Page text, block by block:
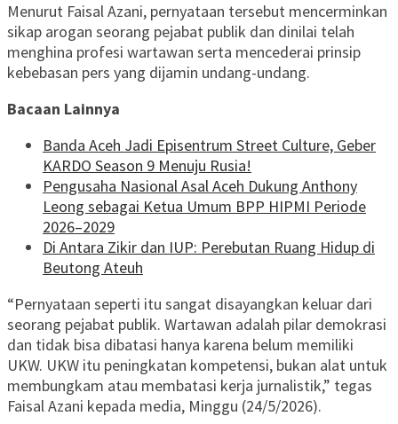
Menurut Faisal Azani, pernyataan tersebut mencerminkan
sikap arogan seorang pejabat publik dan dinilai telah
menghina profesi wartawan serta mencederai prinsip
kebebasan pers yang dijamin undang-undang.
Bacaan Lainnya
Banda Aceh Jadi Episentrum Street Culture, Geber
KARDO Season 9 Menuju Rusia!
Pengusaha Nasional Asal Aceh Dukung Anthony
Leong sebagai Ketua Umum BPP HIPMI Periode
2026–2029
Di Antara Zikir dan IUP: Perebutan Ruang Hidup di
Beutong Ateuh
“Pernyataan seperti itu sangat disayangkan keluar dari
seorang pejabat publik. Wartawan adalah pilar demokrasi
dan tidak bisa dibatasi hanya karena belum memiliki
UKW. UKW itu peningkatan kompetensi, bukan alat untuk
membungkam atau membatasi kerja jurnalistik,” tegas
Faisal Azani kepada media, Minggu (24/5/2026).